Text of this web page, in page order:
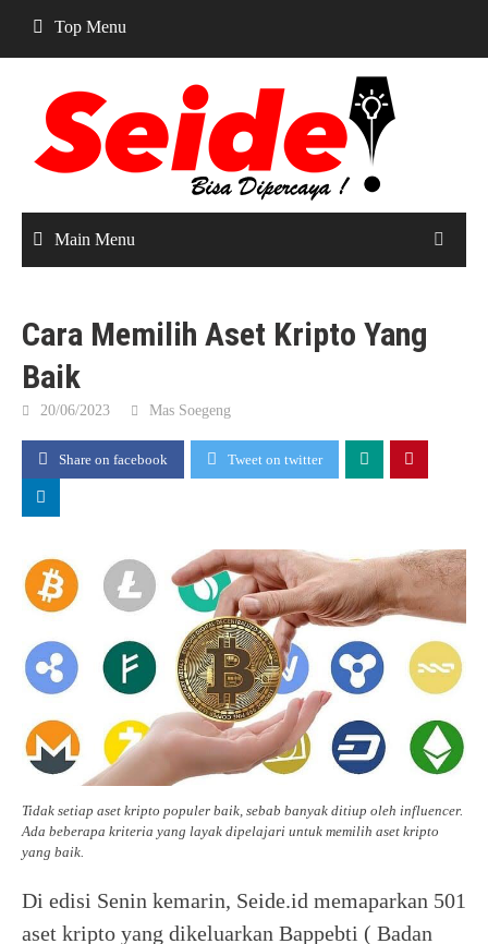
content
Top Menu
Main Menu
Cara Memilih Aset Kripto Yang
Baik
20/06/2023 Mas Soegeng
Share on facebook Tweet on twitter
Tidak setiap aset kripto populer baik, sebab banyak ditiup oleh influencer.
Ada beberapa kriteria yang layak dipelajari untuk memilih aset kripto
yang baik.
Di edisi Senin kemarin, Seide.id memaparkan 501
aset kripto yang dikeluarkan Bappebti ( Badan